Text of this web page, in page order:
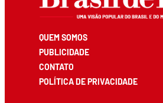
QUEM SOMOS
PUBLICIDADE
CONTATO
POLÍTICA DE PRIVACIDADE